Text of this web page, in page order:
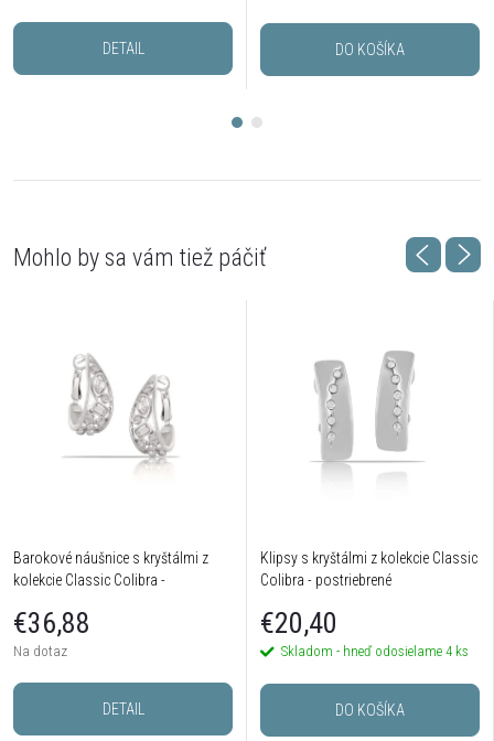
DETAIL DO KOŠÍKA
Barokové náušnice s kryštálmi z
kolekcie Classic Colibra -
€36,88
Na dotaz
DETAIL
Klipsy s kryštálmi z kolekcie Classic
Colibra - postriebrené
€20,40
Skladom - hneď odosielame 4 ks
DO KOŠÍKA